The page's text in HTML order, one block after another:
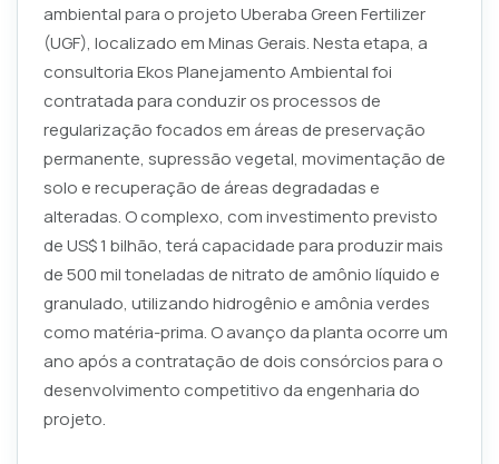
ambiental para o projeto Uberaba Green Fertilizer
(UGF), localizado em Minas Gerais. Nesta etapa, a
consultoria Ekos Planejamento Ambiental foi
contratada para conduzir os processos de
regularização focados em áreas de preservação
permanente, supressão vegetal, movimentação de
solo e recuperação de áreas degradadas e
alteradas. O complexo, com investimento previsto
de US$ 1 bilhão, terá capacidade para produzir mais
de 500 mil toneladas de nitrato de amônio líquido e
granulado, utilizando hidrogênio e amônia verdes
como matéria-prima. O avanço da planta ocorre um
ano após a contratação de dois consórcios para o
desenvolvimento competitivo da engenharia do
projeto.